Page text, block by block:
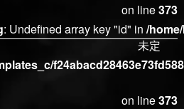
on line373
未定
: Undefined array key "id" in/
on line373